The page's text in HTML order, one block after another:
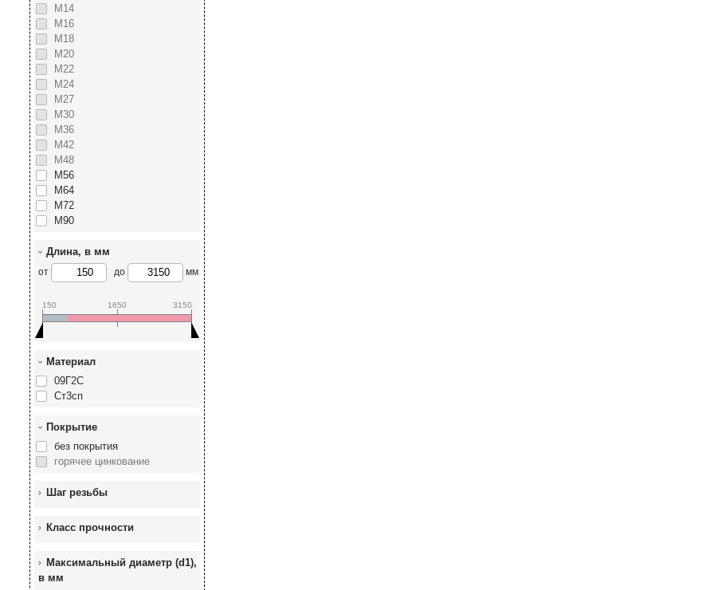
М14
М16
М18
М20
М22
М24
М27
М30
М36
М42
М48
М56
М64
М72
М90
Длина, в мм
от до мм
150 1650 3150
Материал
09Г2С
Ст3сп
Покрытие
без покрытия
горячее цинкование
Шаг резьбы
Класс прочности
Максимальный диаметр (d1),
в мм